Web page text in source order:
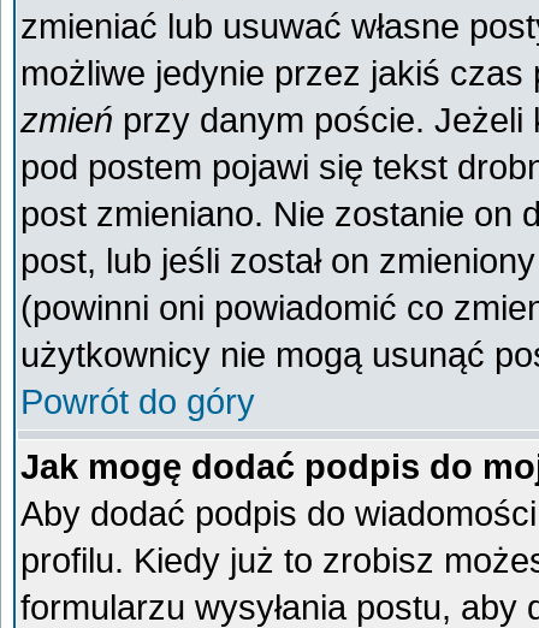
zmieniać lub usuwać własne
możliwe jedynie przez jakiś
zmień przy danym poście. Jeżeli
pod postem pojawi się tekst
post zmieniano. Nie zostanie on
post, lub jeśli został on
(powinni oni powiadomić co
użytkownicy nie mogą usunąć
Powrót do góry
Jak mogę dodać podpis do
Aby dodać podpis do
profilu. Kiedy już to zrobisz
formularzu wysyłania postu,